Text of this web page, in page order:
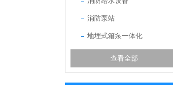
消防泵站
地埋式箱泵一体化
查看全部